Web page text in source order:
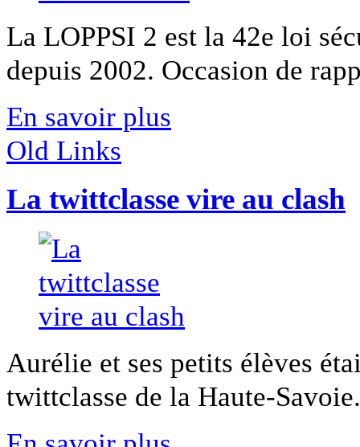
La LOPPSI 2 est la 42e loi
depuis 2002. Occasion de
En savoir plus
Old Links
La twittclasse vire au clash
Aurélie et ses petits élèves
twittclasse de la Haute-